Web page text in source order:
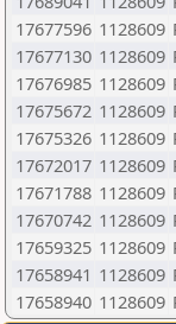
17677596 1128609
17677130 1128609
17676985 1128609
17675672 1128609
17675326 1128609
17672017 1128609
17671788 1128609
17670742 1128609
17659325 1128609
17658941 1128609
17658940 1128609